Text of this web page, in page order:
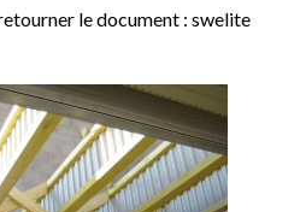
le document : swelite